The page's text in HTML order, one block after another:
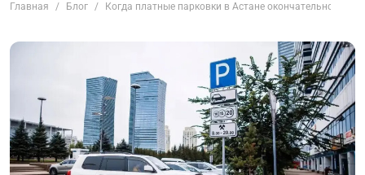
Главная Блог Когда платные парковки в Астане окончательно